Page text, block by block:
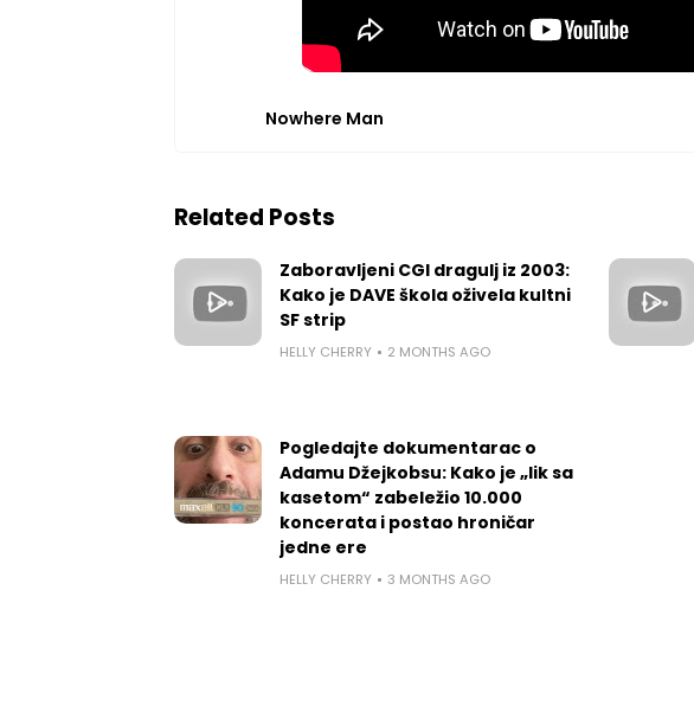
Nowhere Man
Related Posts
Zaboravljeni CGI dragulj iz 2003:
Kako je DAVE škola oživela kultni
SF strip
HELLY CHERRY 2 MONTHS AGO
Pogledajte dokumentarac o
Adamu Džejkobsu: Kako je „lik sa
kasetom“ zabeležio 10.000
koncerata i postao hroničar
jedne ere
HELLY CHERRY 3 MONTHS AGO